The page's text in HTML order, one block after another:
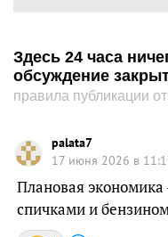
Здесь 24 часа
обсуждение
правила публикации
palata7
17 июня 2026 в
Плановая экономика
спичками и